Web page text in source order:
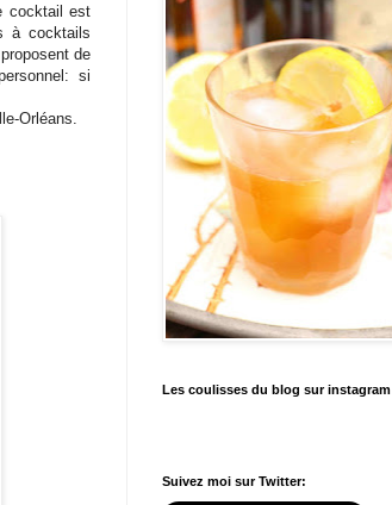
cocktail est
à cocktails
de
si
Orléans.
Les coulisses du blog sur instagram
Suivez moi sur Twitter: